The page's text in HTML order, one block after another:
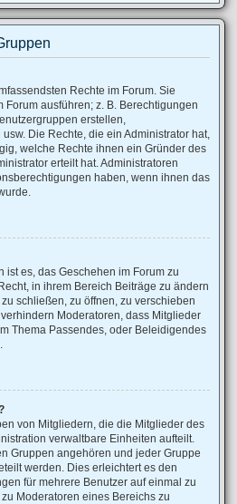
Rechte im Forum. Sie
Forum ausführen; z. B. Berechtigungen
erstellen,
Die Rechte, die ein Administrator hat,
welche Rechte ihnen ein Gründer des
erteilt hat. Administratoren
haben, wenn ihnen das
ist es, das Geschehen im Forum zu
in ihrem Bereich Beiträge zu ändern
schließen, zu öffnen, zu verschieben
Moderatoren, dass Mitglieder
Thema Passendes, oder Beleidigendes
von Mitgliedern, die die Mitglieder des
verwaltbare Einheiten aufteilt.
Gruppen angehören und jeder Gruppe
werden. Dies erleichtert es den
für mehrere Benutzer auf einmal zu
Moderatoren eines Bereichs zu